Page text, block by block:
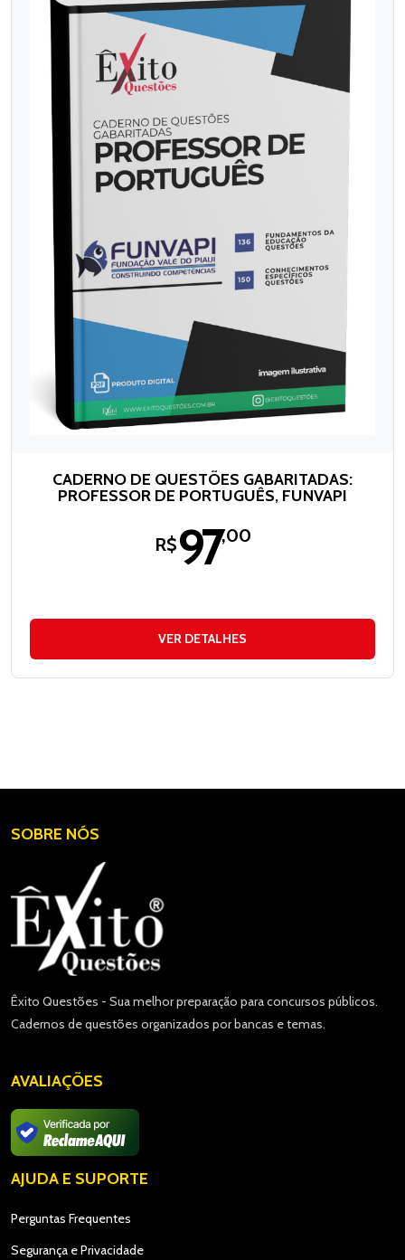
CADERNO DE QUESTÕES GABARITADAS:
PROFESSOR DE PORTUGUÊS, FUNVAPI
R$97,00
VER DETALHES
SOBRE NÓS
Êxito Questões - Sua melhor preparação para concursos públicos.
Cadernos de questões organizados por bancas e temas.
AVALIAÇÕES
AJUDA E SUPORTE
Perguntas Frequentes
Segurança e Privacidade